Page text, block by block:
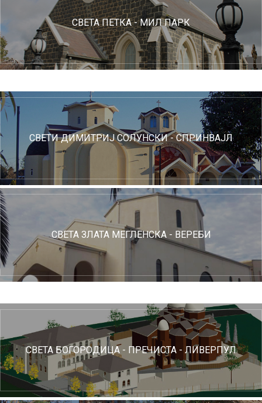
СВЕТА ПЕТКА - МИЛ ПАРК
СВЕТИ ДИМИТРИЈ СОЛУНСКИ - СПРИНВАЈЛ
СВЕТА ЗЛАТА МЕГЛЕНСКА - ВЕРЕБИ
СВЕТА БОГОРОДИЦА - ПРЕЧИСТА - ЛИВЕРПУЛ